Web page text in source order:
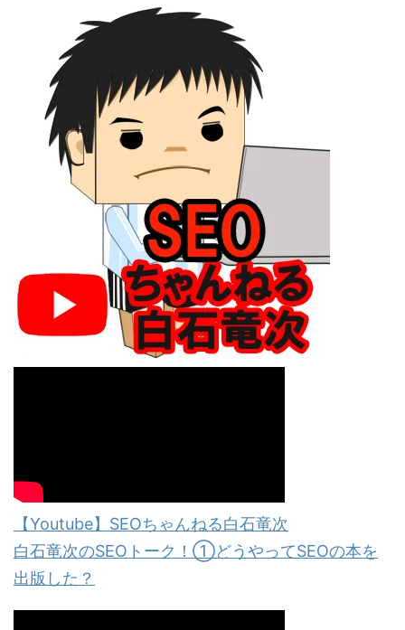
【Youtube】SEOちゃんねる白石竜次
白石竜次のSEOトーク！①どうやってSEOの本を
出版した？